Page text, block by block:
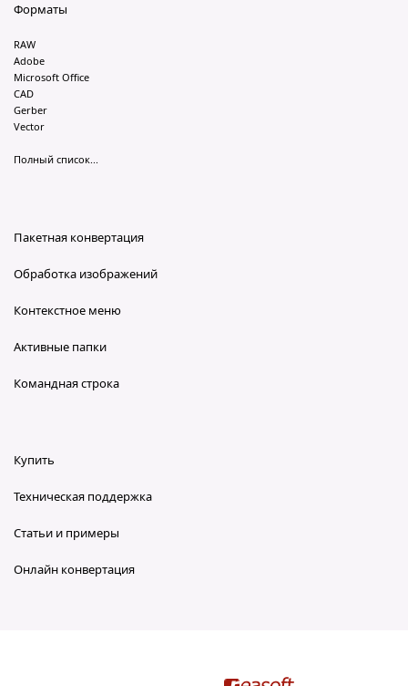
Форматы
RAW
Adobe
Microsoft Office
CAD
Gerber
Vector
Полный список...
Пакетная конвертация
Обработка изображений
Контекстное меню
Активные папки
Командная строка
Купить
Техническая поддержка
Статьи и примеры
Онлайн конвертация